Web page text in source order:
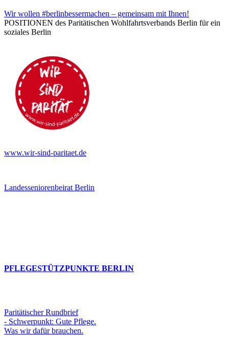
Wir wollen #berlinbessermachen – gemeinsam mit Ihnen!
POSITIONEN des Paritätischen Wohlfahrtsverbands Berlin für ein
soziales Berlin
www.wir-sind-paritaet.de
Landesseniorenbeirat Berlin
PFLEGESTÜTZPUNKTE BERLIN
Paritätischer Rundbrief
- Schwerpunkt: Gute Pflege.
Was wir dafür brauchen.